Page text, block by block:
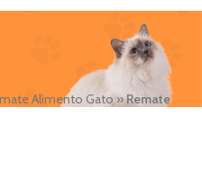
Alimento Gato»Remate